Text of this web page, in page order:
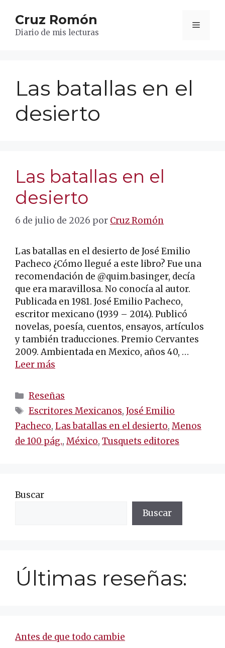
contenido
Cruz Romón
Diario de mis lecturas
Menú
Las batallas en el
desierto
Las batallas en el
desierto
6 de julio de 2026 por Cruz Romón
Las batallas en el desierto de José Emilio
Pacheco ¿Cómo llegué a este libro? Fue una
recomendación de @quim.basinger, decía
que era maravillosa. No conocía al autor.
Publicada en 1981. José Emilio Pacheco,
escritor mexicano (1939 – 2014). Publicó
novelas, poesía, cuentos, ensayos, artículos
y también traducciones. Premio Cervantes
2009. Ambientada en Mexico, años 40, …
Leer más
Categorías
Reseñas
Etiquetas
Escritores Mexicanos,José Emilio
Pacheco, Las batallas en el desierto, Menos
de 100 pág., México, Tusquets editores
Buscar
Buscar
Últimas reseñas:
Antes de que todo cambie